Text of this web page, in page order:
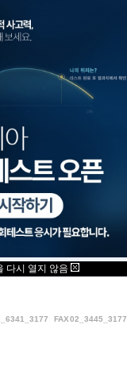
FAX 02_3445_3177
다시 열지 않음